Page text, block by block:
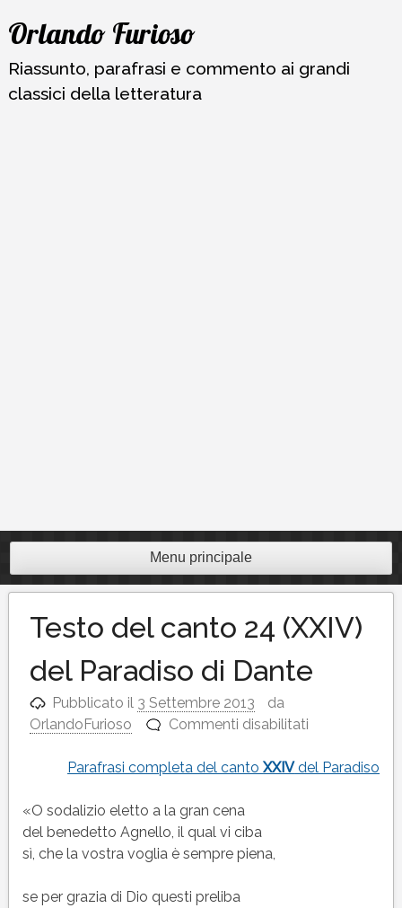
Vai
contenuto
Orlando Furioso
Riassunto, parafrasi e commento ai grandi
classici della letteratura
Menu principale
Testo del canto 24 (XXIV)
del Paradiso di Dante
Pubblicato il 3 Settembre 2013
da
OrlandoFurioso
Commenti disabilitati
del
Parafrasi completa del cantoXXIVdel Paradiso
«O sodalizio eletto a la gran cena
del benedetto Agnello, il qual vi ciba
sì, che la vostra voglia è sempre piena,
se per grazia di Dio questi preliba